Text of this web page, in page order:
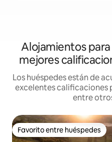
Alojamientos
mejores
Los huéspedes están de
excelentes calificaciones
entre
Favorito entre huéspedes
Favorito entre huéspedes